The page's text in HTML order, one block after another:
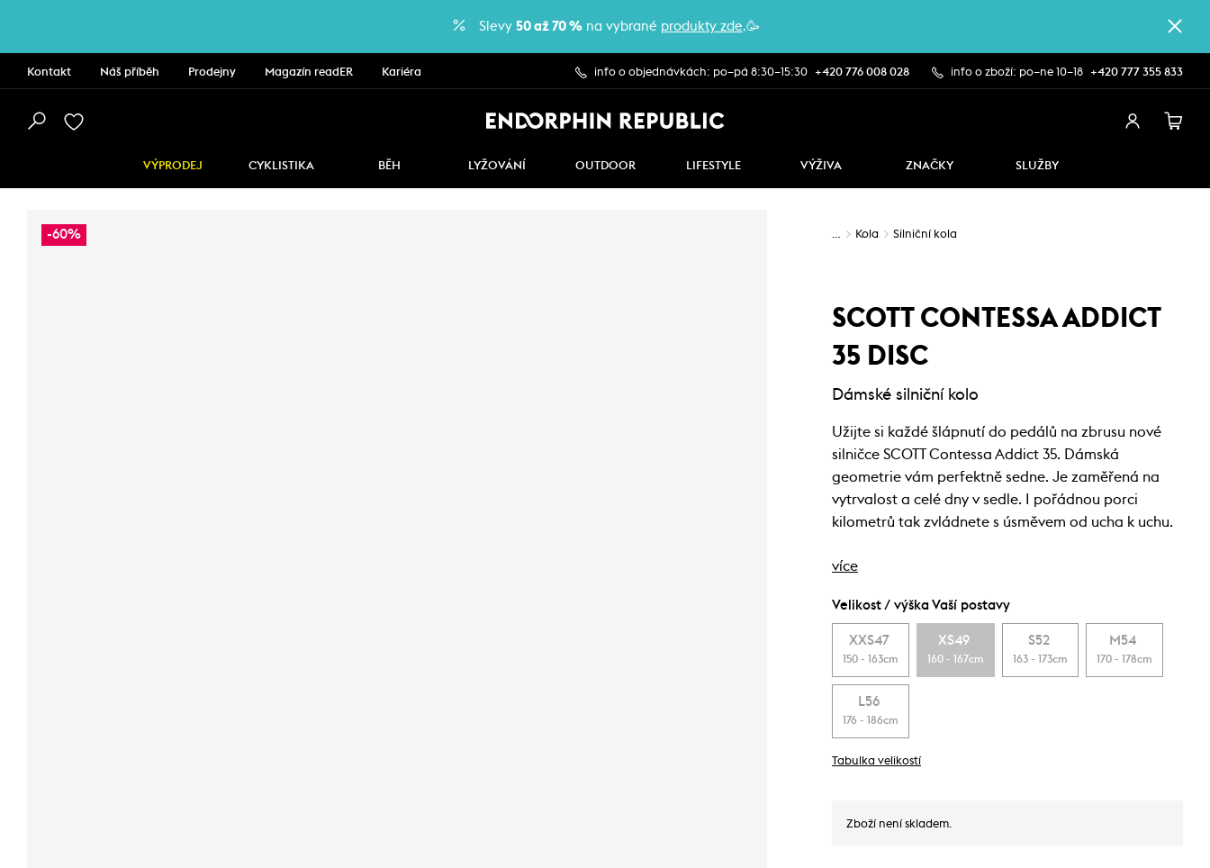
Slevy 50 až 70 % na vybrané produkty zde.🥳
Kontakt Náš příběh Prodejny Magazín readER Kariéra info o objednávkách: po–pá 8:30–15:30 +420 776 008 028 info o zboží: po–ne 10–18 +420 777 355 833
VÝPRODEJ CYKLISTIKA BĚH LYŽOVÁNÍ OUTDOOR LIFESTYLE VÝŽIVA ZNAČKY SLUŽBY
-60% … Kola Silniční kola
SCOTT CONTESSA ADDICT
35 DISC
Dámské silniční kolo
Užijte si každé šlápnutí do pedálů na zbrusu nové
silničce SCOTT Contessa Addict 35. Dámská
geometrie vám perfektně sedne. Je zaměřená na
vytrvalost a celé dny v sedle. I pořádnou porci
kilometrů tak zvládnete s úsměvem od ucha k uchu.
více
Velikost / výška Vaší postavy
XXS47
150 - 163cm
XS49
160 - 167cm
S52
163 - 173cm
M54
170 - 178cm
L56
176 - 186cm
Tabulka velikostí
Zboží není skladem.